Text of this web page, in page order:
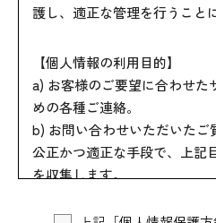
護し、適正な管理を行うこと
【個人情報の利用目的】
a) お客様のご要望に合わせた
めの各種ご連絡。
b) お問い合わせいただいたご
公正かつ適正な手段で、上記
を収集します。
のとします。